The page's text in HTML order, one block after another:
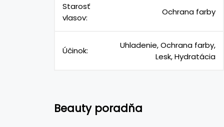
Starosť
vlasov:
Ochrana farby
Účinok:
Uhladenie, Ochrana farby,
Lesk, Hydratácia
Beauty poradňa